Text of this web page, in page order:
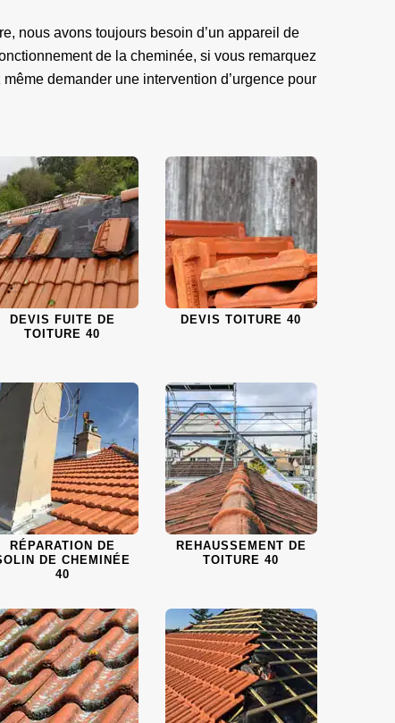
nous avons toujours besoin d’un appareil de
de la cheminée, si vous remarquez
demander une intervention d’urgence pour
DEVIS FUITE DE
TOITURE 40
DEVIS TOITURE 40
RÉPARATION DE
DE CHEMINÉE
40
REHAUSSEMENT DE
TOITURE 40